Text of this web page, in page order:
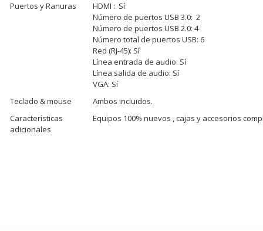
Puertos y Ranuras
HDMI : Sí
Número de puertos USB 3.0: 2
Número de puertos USB 2.0: 4
Número total de puertos USB: 6
Red (RJ-45): Sí
Línea entrada de audio: Sí
Línea salida de audio: Sí
VGA: Sí
Teclado & mouse
Ambos incluidos.
Características
adicionales
Equipos 100% nuevos , cajas y accesorios